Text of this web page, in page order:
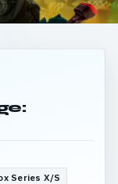
Series X/S